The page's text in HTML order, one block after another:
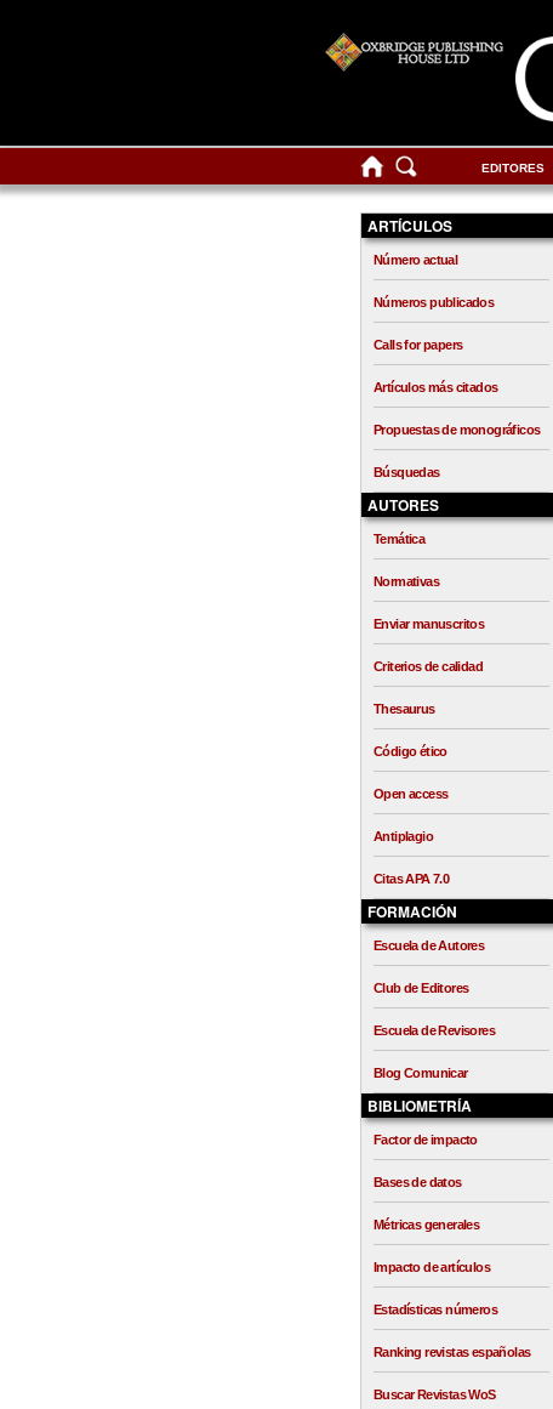
EDITORES
ARTÍCULOS
Número actual
Números publicados
Calls for papers
Artículos más citados
Propuestas de monográficos
Búsquedas
AUTORES
Temática
Normativas
Enviar manuscritos
Criterios de calidad
Thesaurus
Código ético
Open access
Antiplagio
Citas APA 7.0
FORMACIÓN
Escuela de Autores
Club de Editores
Escuela de Revisores
Blog Comunicar
BIBLIOMETRÍA
Factor de impacto
Bases de datos
Métricas generales
Impacto de artículos
Estadísticas números
Ranking revistas españolas
Buscar Revistas WoS